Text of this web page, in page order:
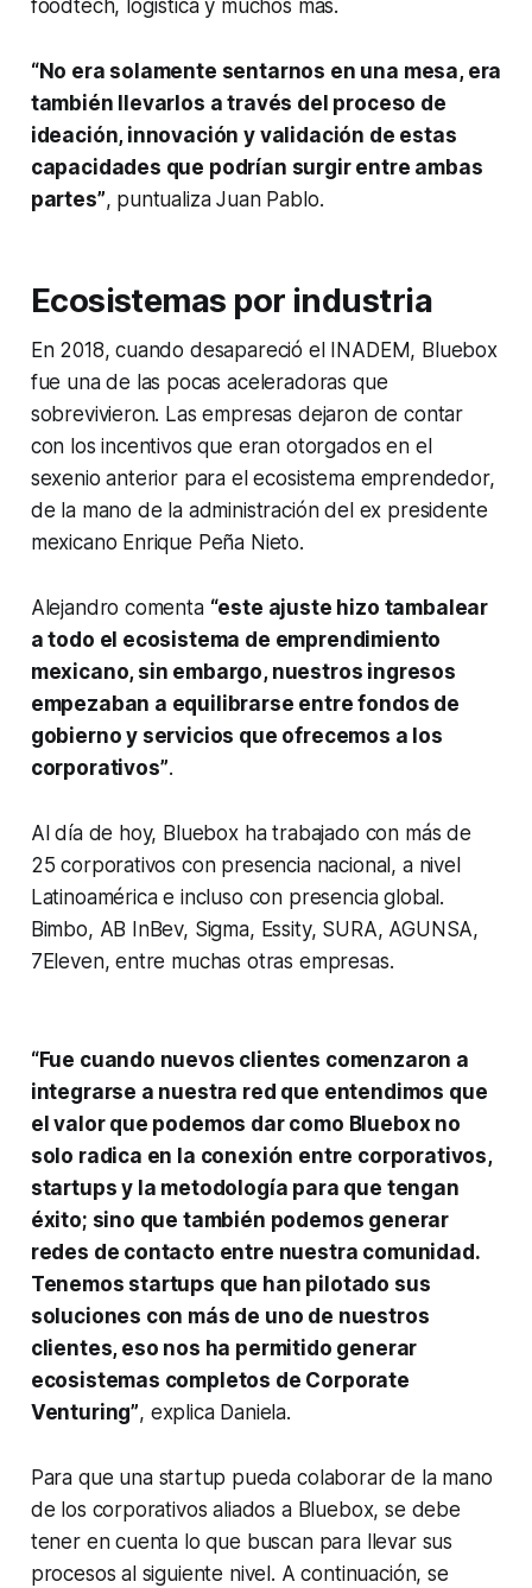
foodtech, logística y muchos más.
“No era solamente sentarnos en una mesa, era
también llevarlos a través del proceso de
ideación, innovación y validación de estas
capacidades que podrían surgir entre ambas
partes”, puntualiza Juan Pablo.
Ecosistemas por industria
En 2018, cuando desapareció el INADEM, Bluebox
fue una de las pocas aceleradoras que
sobrevivieron. Las empresas dejaron de contar
con los incentivos que eran otorgados en el
sexenio anterior para el ecosistema emprendedor,
de la mano de la administración del ex presidente
mexicano Enrique Peña Nieto.
Alejandro comenta “este ajuste hizo tambalear
a todo el ecosistema de emprendimiento
mexicano, sin embargo, nuestros ingresos
empezaban a equilibrarse entre fondos de
gobierno y servicios que ofrecemos a los
corporativos”.
Al día de hoy, Bluebox ha trabajado con más de
25 corporativos con presencia nacional, a nivel
Latinoamérica e incluso con presencia global.
Bimbo, AB InBev, Sigma, Essity, SURA, AGUNSA,
7Eleven, entre muchas otras empresas.
“Fue cuando nuevos clientes comenzaron a
integrarse a nuestra red que entendimos que
el valor que podemos dar como Bluebox no
solo radica en la conexión entre corporativos,
startups y la metodología para que tengan
éxito; sino que también podemos generar
redes de contacto entre nuestra comunidad.
Tenemos startups que han pilotado sus
soluciones con más de uno de nuestros
clientes, eso nos ha permitido generar
ecosistemas completos de Corporate
Venturing”, explica Daniela.
Para que una startup pueda colaborar de la mano
de los corporativos aliados a Bluebox, se debe
tener en cuenta lo que buscan para llevar sus
procesos al siguiente nivel. A continuación, se